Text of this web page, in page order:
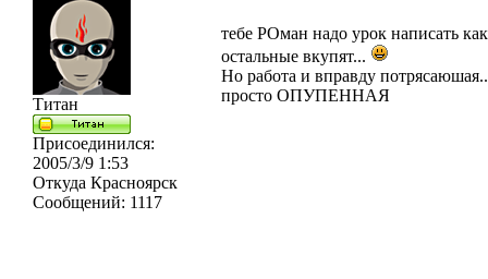
Титан
Присоединился:
2005/3/9 1:53
Откуда Красноярск
Сообщений: 1117
тебе РОман надо урок написать
остальные вкупят...
Но работа и вправду
просто ОПУПЕННАЯ